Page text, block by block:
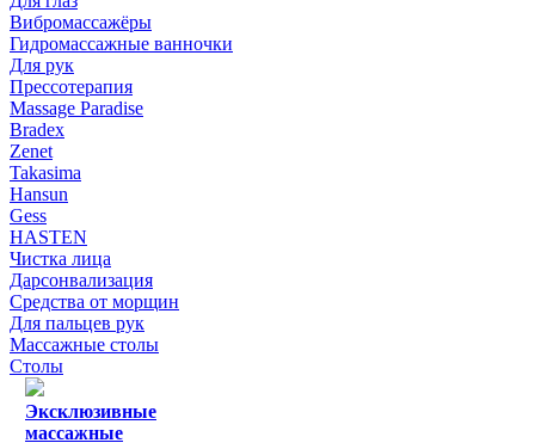
Вибромассажёры
Гидромассажные ванночки
Для рук
Прессотерапия
Massage Paradise
Bradex
Zenet
Takasima
Hansun
Gess
HASTEN
Чистка лица
Дарсонвализация
Средства от морщин
Для пальцев рук
Массажные столы
Столы
Эксклюзивные
массажные